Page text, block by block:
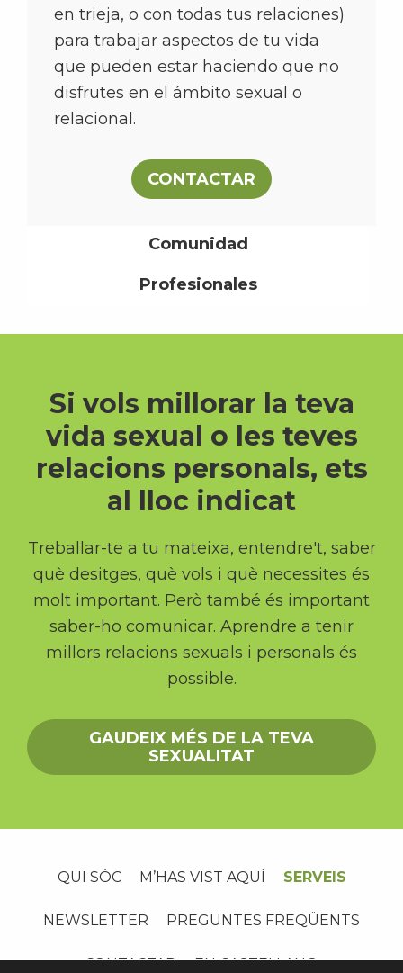
en trieja, o con todas tus relaciones)
para trabajar aspectos de tu vida
que pueden estar haciendo que no
disfrutes en el ámbito sexual o
relacional.
CONTACTAR
Comunidad
Profesionales
Si vols millorar la teva
vida sexual o les teves
relacions personals, ets
al lloc indicat
Treballar-te a tu mateixa, entendre't, saber
què desitges, què vols i què necessites és
molt important. Però també és important
saber-ho comunicar. Aprendre a tenir
millors relacions sexuals i personals és
possible.
GAUDEIX MÉS DE LA TEVA
SEXUALITAT
QUI SÓC M’HAS VIST AQUÍ SERVEIS
NEWSLETTER PREGUNTES FREQÜENTS
CONTACTAR EN CASTELLANO